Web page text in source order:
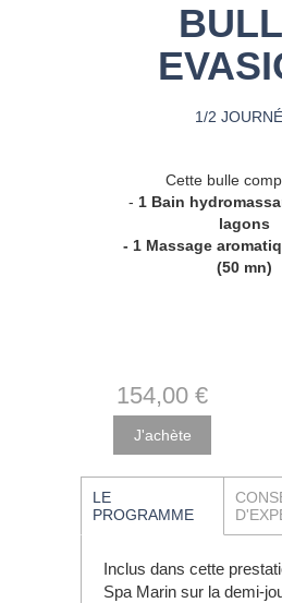
1/2
Cette bulle
- 1 Bain
lagons
- 1 Massage
(50 mn)
154,00 €
LE
PROGRAMME
Inclus dans cette
Spa Marin sur la demi-